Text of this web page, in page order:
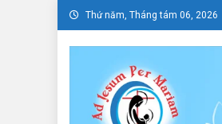
Skip
to
content
Thứ năm, Tháng tám 06, 2026